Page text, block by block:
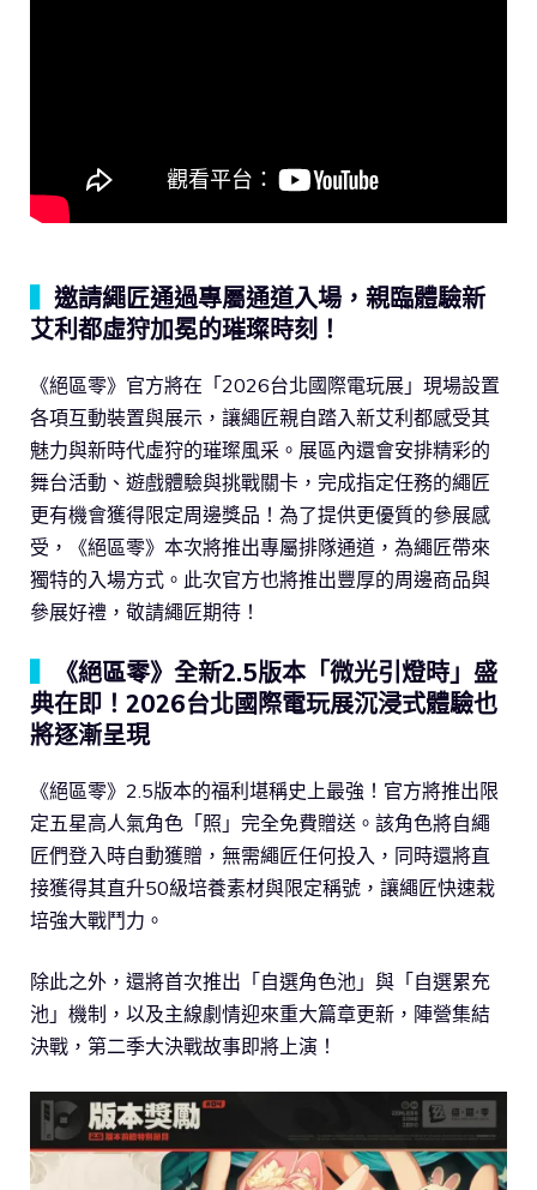
邀請繩匠通過專屬通道入場，親臨體驗新
艾利都虛狩加冕的璀璨時刻！
《絕區零》官方將在「2026台北國際電玩展」現場設置
各項互動裝置與展示，讓繩匠親自踏入新艾利都感受其
魅力與新時代虛狩的璀璨風采。展區內還會安排精彩的
舞台活動、遊戲體驗與挑戰關卡，完成指定任務的繩匠
更有機會獲得限定周邊獎品！為了提供更優質的參展感
受，《絕區零》本次將推出專屬排隊通道，為繩匠帶來
獨特的入場方式。此次官方也將推出豐厚的周邊商品與
參展好禮，敬請繩匠期待！
《絕區零》全新2.5版本「微光引燈時」盛
典在即！2026台北國際電玩展沉浸式體驗也
將逐漸呈現
《絕區零》2.5版本的福利堪稱史上最強！官方將推出限
定五星高人氣角色「照」完全免費贈送。該角色將自繩
匠們登入時自動獲贈，無需繩匠任何投入，同時還將直
接獲得其直升50級培養素材與限定稱號，讓繩匠快速栽
培強大戰鬥力。
除此之外，還將首次推出「自選角色池」與「自選累充
池」機制，以及主線劇情迎來重大篇章更新，陣營集結
決戰，第二季大決戰故事即將上演！